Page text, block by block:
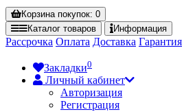
Корзинапокупок: 0
Каталог товаров Информация
Рассрочка Оплата Доставка Гарантия
Закладки0
Личный кабинет
Авторизация
Регистрация